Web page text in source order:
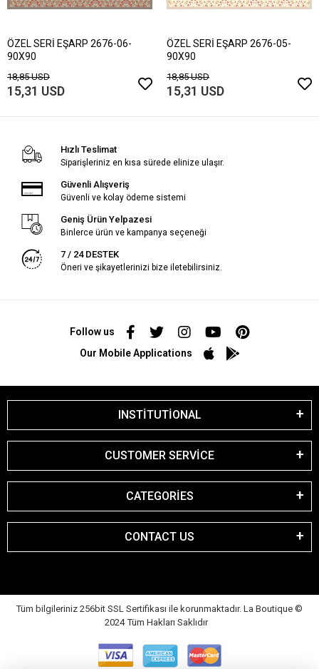
ÖZEL SERİ EŞARP 2676-06-
90X90
18,85 USD
15,31 USD
ÖZEL SERİ EŞARP 2676-05-
90X90
18,85 USD
15,31 USD
Hızlı Teslimat
Siparişleriniz en kısa sürede elinize ulaşır.
Güvenli Alışveriş
Güvenli ve kolay ödeme sistemi
Geniş Ürün Yelpazesi
Binlerce ürün ve kampanya seçeneği
7 / 24 DESTEK
Öneri ve şikayetlerinizi bize iletebilirsiniz.
Follow us
Our Mobile Applications
INSTİTUTİONAL
CUSTOMER SERVİCE
CATEGORİES
CONTACT US
Tüm bilgileriniz 256bit SSL Sertifikası ile korunmaktadır. La Boutique ©
2024 Tüm Hakları Saklıdır